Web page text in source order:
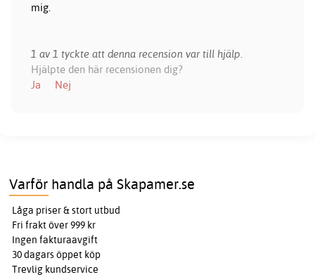
mig.
1 av 1 tyckte att denna recension var till hjälp.
Hjälpte den här recensionen dig?
Ja
Nej
Varför handla på Skapamer.se
Låga priser & stort utbud
Fri frakt över 999 kr
Ingen fakturaavgift
30 dagars öppet köp
Trevlig kundservice